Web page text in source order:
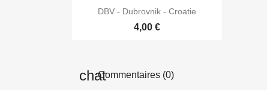
 Aperçu rapide
DBV - Dubrovnik - Croatie
4,00 €
Commentaires (0)